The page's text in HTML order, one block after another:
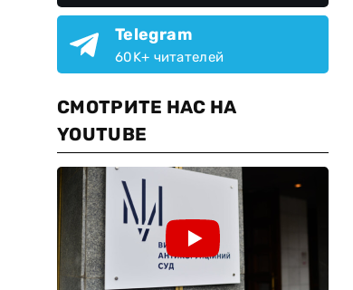
Telegram
60K+ читателей
СМОТРИТЕ НАС НА
YOUTUBE